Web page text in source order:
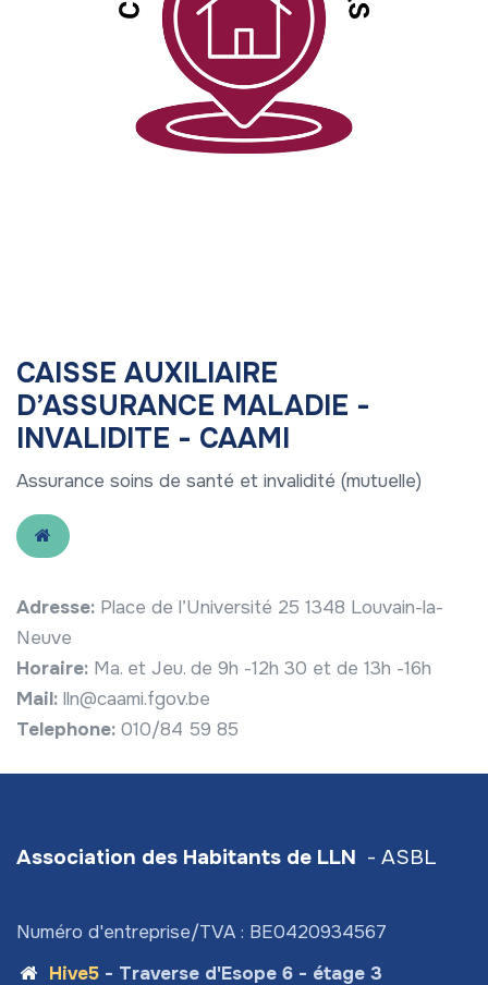
CAISSE AUXILIAIRE
D’ASSURANCE MALADIE -
INVALIDITE - CAAMI
Assurance soins de santé et invalidité (mutuelle)
Adresse: Place de l’Université 25 1348 Louvain-la-
Neuve
Horaire: Ma. et Jeu. de 9h -12h 30 et de 13h -16h
Mail: lln@caami.fgov.be
Telephone: 010/84 59 85
Association des Habitants de LLN - ASBL
Numéro d'entreprise/TVA : BE0420934567
Hive5- Traverse d'Esope 6 - étage 3